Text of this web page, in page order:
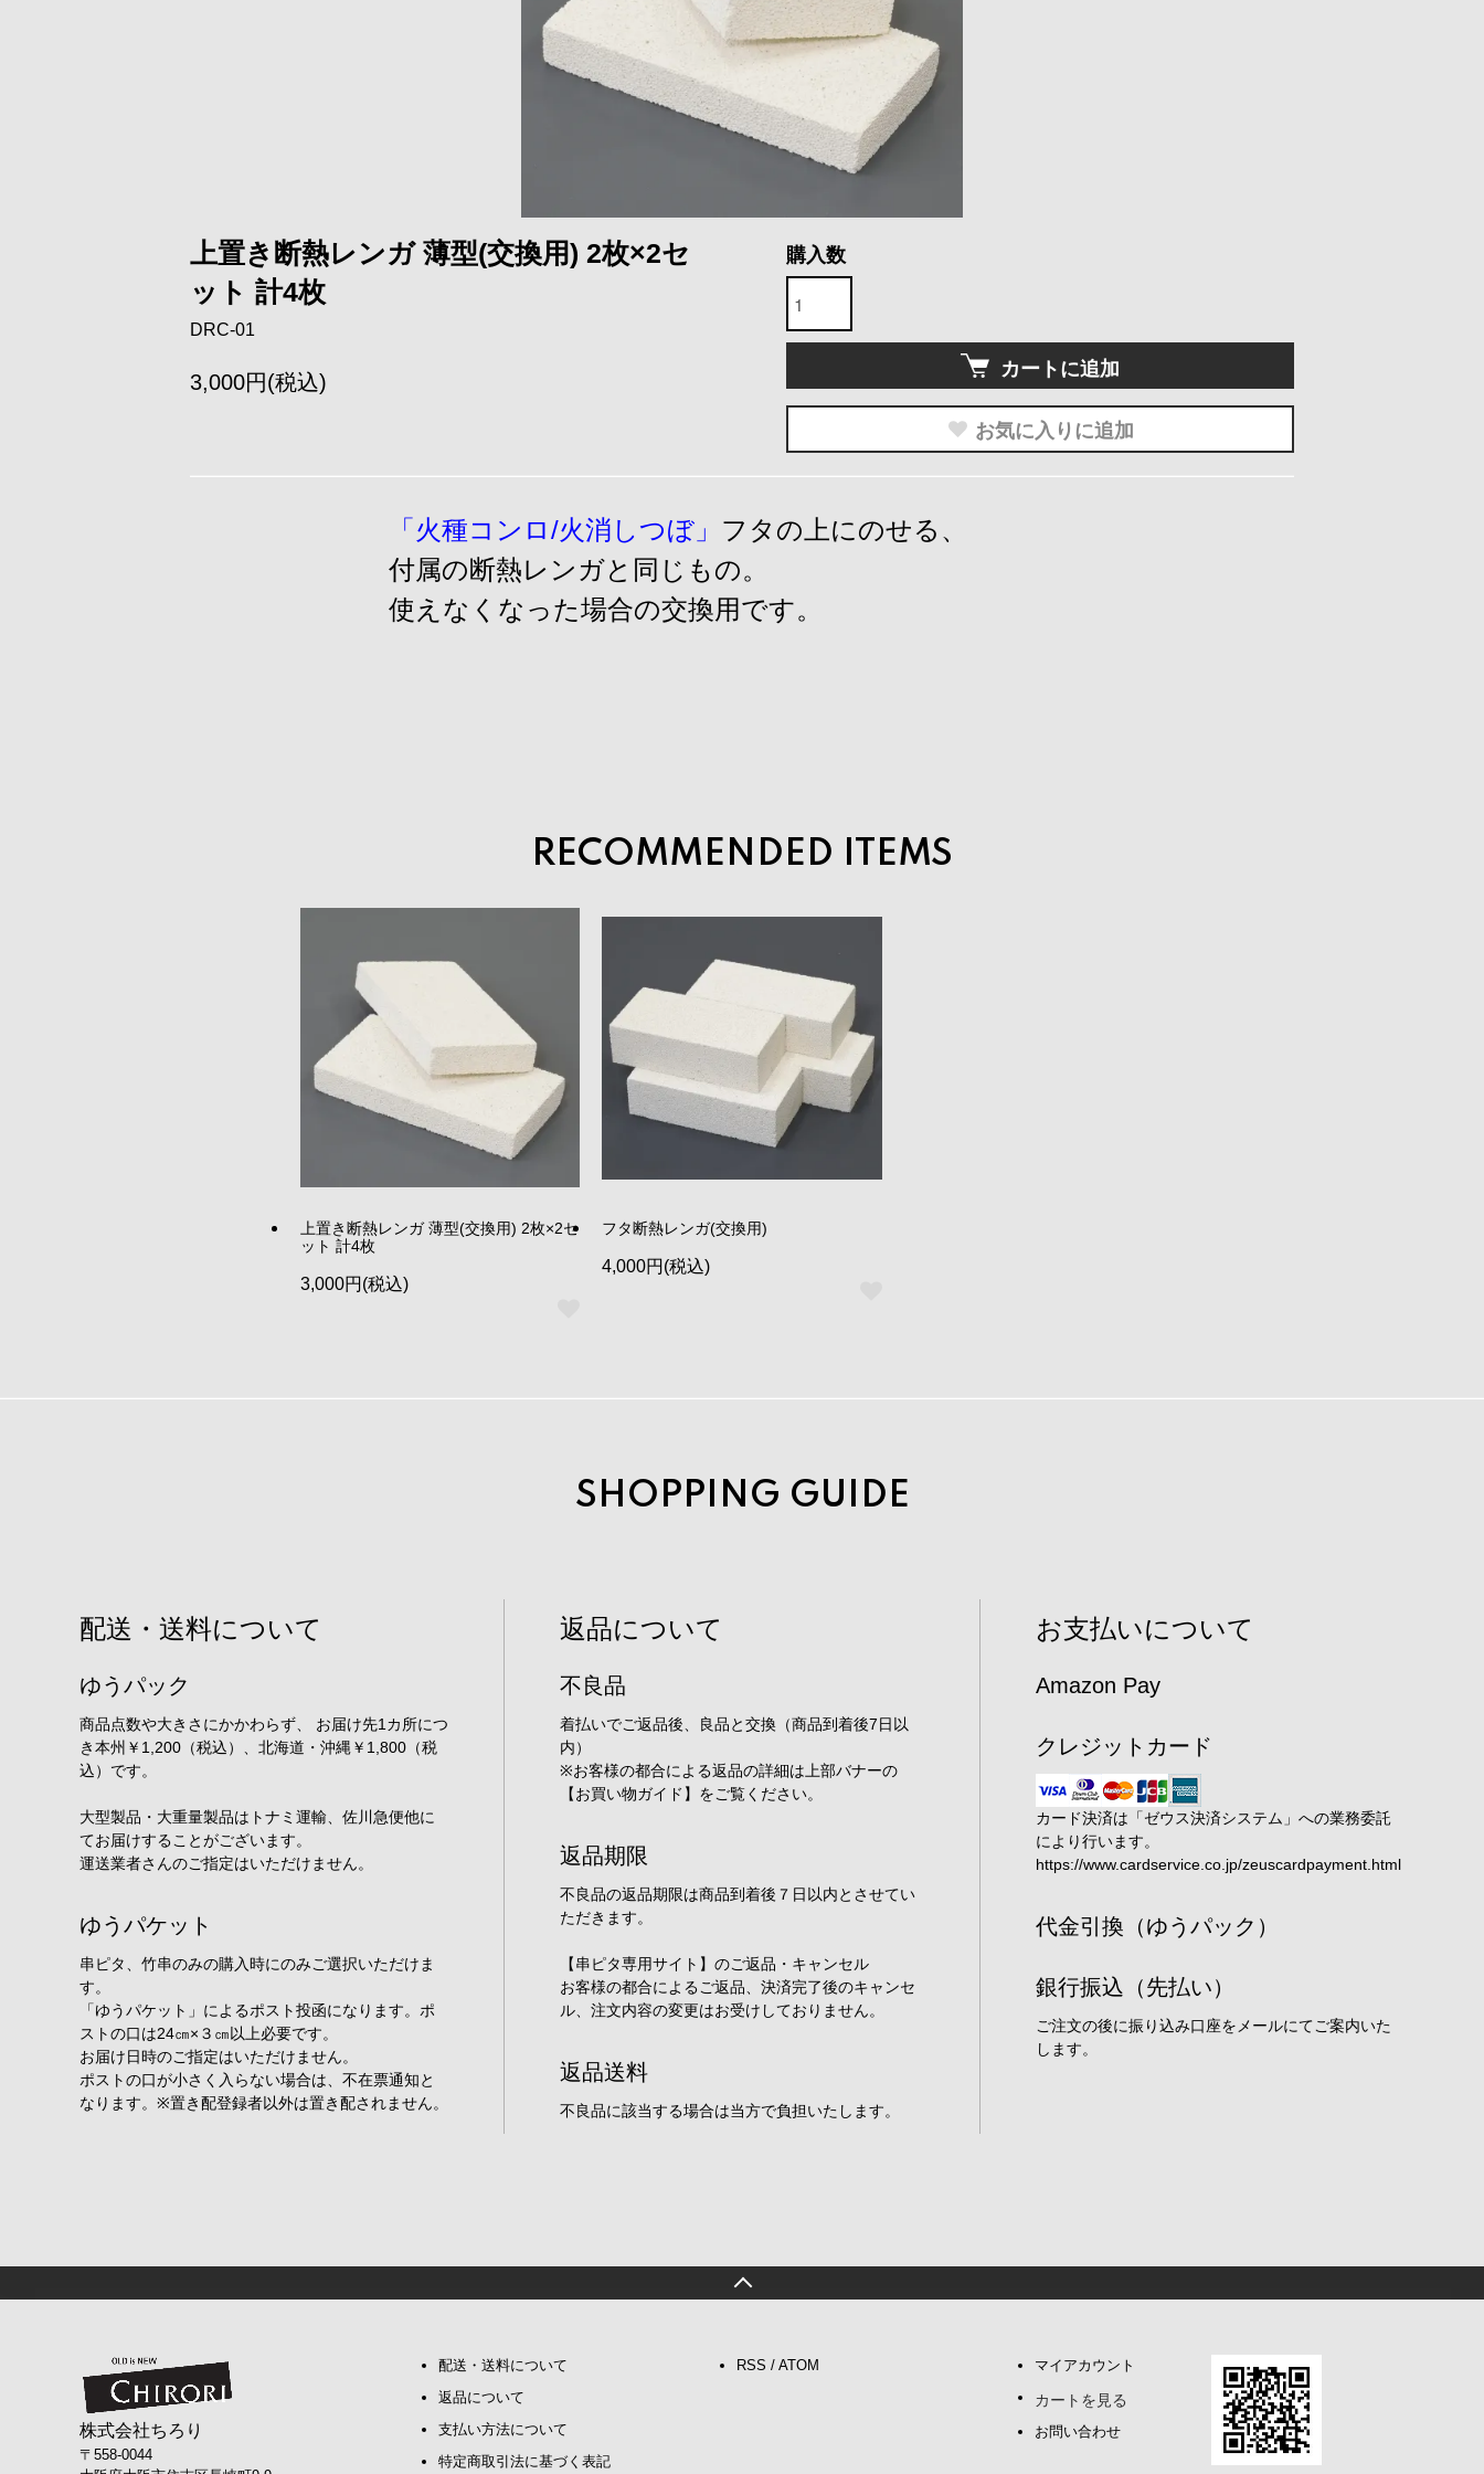
上置き断熱レンガ 薄型(交換用) 2枚×2セ
ット 計4枚
DRC-01
3,000円(税込)
購入数
カートに追加
お気に入りに追加
「火種コンロ/火消しつぼ」 フタの上にのせる、
付属の断熱レンガと同じもの。
使えなくなった場合の交換用です。
RECOMMENDED ITEMS
上置き断熱レンガ 薄型(交換用) 2枚×2セ
ット 計4枚
3,000円(税込)
フタ断熱レンガ(交換用)
4,000円(税込)
SHOPPING GUIDE
配送・送料について
ゆうパック
商品点数や大きさにかかわらず、 お届け先1カ所につ
き本州￥1,200（税込）、北海道・沖縄￥1,800（税
込）です。
大型製品・大重量製品はトナミ運輸、佐川急便他に
てお届けすることがございます。
運送業者さんのご指定はいただけません。
ゆうパケット
串ピタ、竹串のみの購入時にのみご選択いただけま
す。
「ゆうパケット」によるポスト投函になります。ポ
ストの口は24㎝×３㎝以上必要です。
お届け日時のご指定はいただけません。
ポストの口が小さく入らない場合は、不在票通知と
なります。※置き配登録者以外は置き配されません。
返品について
不良品
着払いでご返品後、良品と交換（商品到着後7日以
内）
※お客様の都合による返品の詳細は上部バナーの
【お買い物ガイド】をご覧ください。
返品期限
不良品の返品期限は商品到着後７日以内とさせてい
ただきます。
【串ピタ専用サイト】のご返品・キャンセル
お客様の都合によるご返品、決済完了後のキャンセ
ル、注文内容の変更はお受けしておりません。
返品送料
不良品に該当する場合は当方で負担いたします。
お支払いについて
Amazon Pay
クレジットカード
カード決済は「ゼウス決済システム」への業務委託
により行います。
https://www.cardservice.co.jp/zeuscardpayment.html
代金引換（ゆうパック）
銀行振込（先払い）
ご注文の後に振り込み口座をメールにてご案内いた
します。
株式会社ちろり
〒558-0044
配送・送料について
返品について
支払い方法について
特定商取引法に基づく表記
RSS / ATOM マイアカウント
カートを見る
お問い合わせ